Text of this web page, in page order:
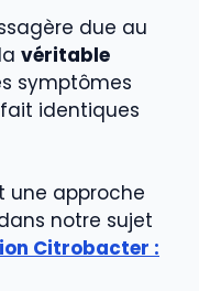
due au
véritable
symptômes
identiques
une approche
notre sujet
Citrobacter :